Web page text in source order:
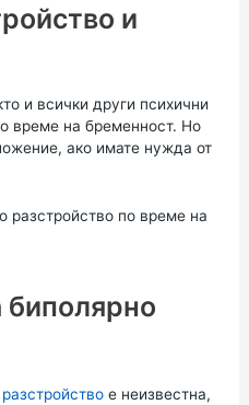
и
и всички други психични
време на бременност. Но
ако имате нужда от
разстройство по време на
биполярно
е неизвестна,